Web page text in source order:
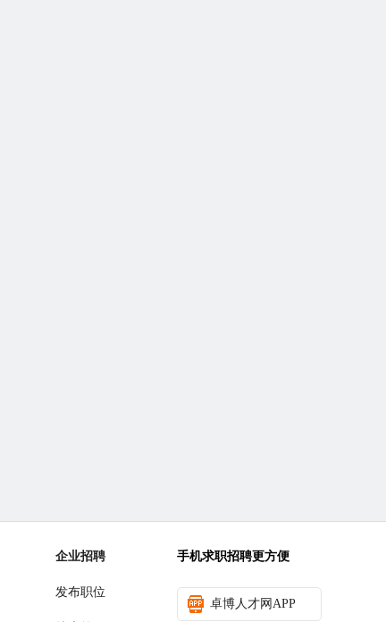
企业招聘
发布职位
手机求职招聘更方便
卓博人才网APP